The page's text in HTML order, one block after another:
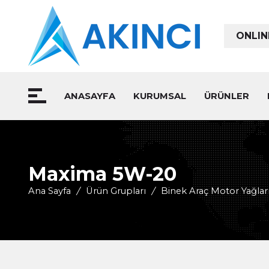
ANASAYFA KURUMSAL ÜRÜNLER
Maxima 5W-20
Ana Sayfa / Ürün Grupları / Binek Araç Motor